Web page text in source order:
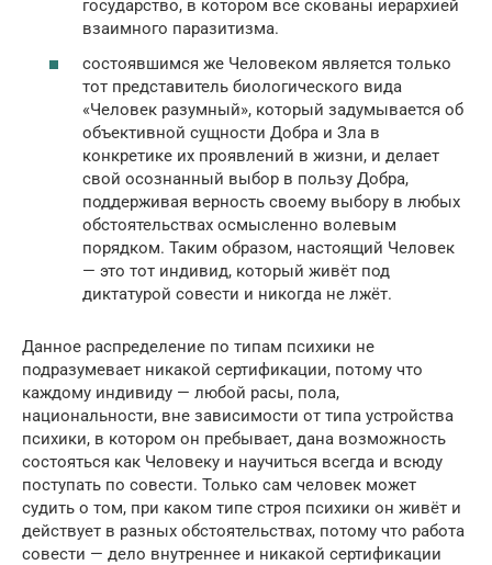
государство, в котором все скованы иерархией
взаимного паразитизма.
состоявшимся же Человеком является только
тот представитель биологического вида
«Человек разумный», который задумывается об
объективной сущности Добра и Зла в
конкретике их проявлений в жизни, и делает
свой осознанный выбор в пользу Добра,
поддерживая верность своему выбору в любых
обстоятельствах осмысленно волевым
порядком. Таким образом, настоящий Человек
— это тот индивид, который живёт под
диктатурой совести и никогда не лжёт.
Данное распределение по типам психики не
подразумевает никакой сертификации, потому что
каждому индивиду — любой расы, пола,
национальности, вне зависимости от типа устройства
психики, в котором он пребывает, дана возможность
состояться как Человеку и научиться всегда и всюду
поступать по совести. Только сам человек может
судить о том, при каком типе строя психики он живёт и
действует в разных обстоятельствах, потому что работа
совести — дело внутреннее и никакой сертификации